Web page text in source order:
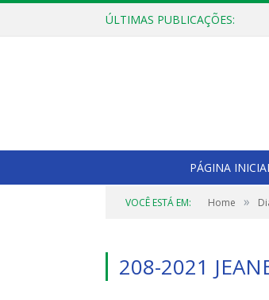
ÚLTIMAS PUBLICAÇÕES:
PÁGINA
VOCÊ ESTÁ EM: Home »
208-2021